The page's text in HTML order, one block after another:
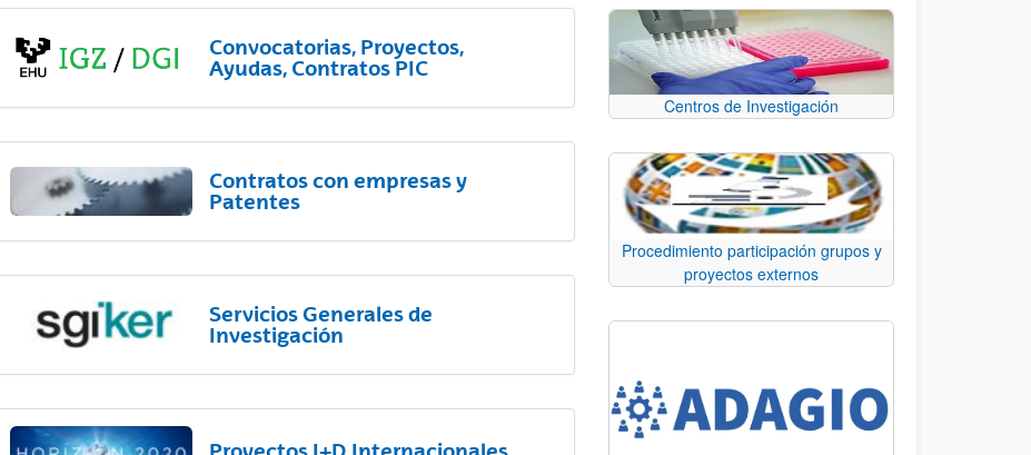
Convocatorias, Proyectos,
Ayudas, Contratos PIC
Contratos con empresas y
Patentes
Servicios Generales de
Investigación
Centros de Investigación
Procedimiento participación grupos y
proyectos externos